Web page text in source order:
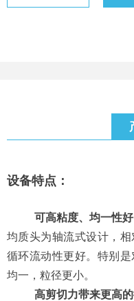
设备特点：
可高粘度、均一性好
均质头为轴流式设计，
循环流动性更好。特别
均一，粒径更小。
高剪切力带来更高